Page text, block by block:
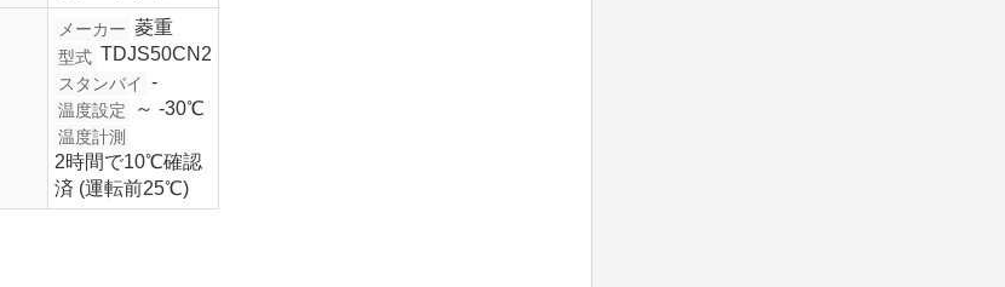
メーカー 菱重
型式 TDJS50CN2
スタンバイ -
温度設定 ～ -30℃
温度計測
2時間で10℃確認
済 (運転前25℃)